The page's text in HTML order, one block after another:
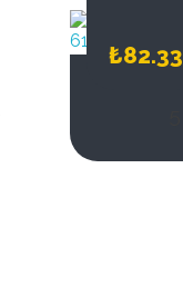
₺82.33